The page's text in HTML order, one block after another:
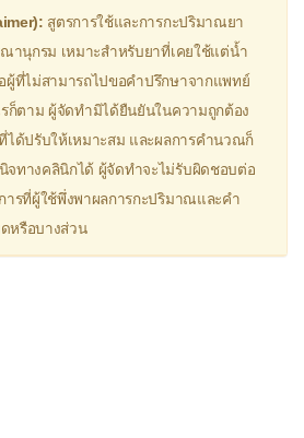
ลดกรด)
ดง
เสีย
สูตรการใช้และการกะปริมาณยา
ณานุกรม เหมาะสำหรับยาที่เคยใช้แต่น้ำ
ผู้ที่ไม่สามารถไปขอคำปรึกษาจากแพทย์
ก็ตาม ผู้จัดทำมิได้ยืนยันในความถูกต้อง
ได้ปรับให้เหมาะสม และผลการคำนวณก็
ทางคลินิกได้ ผู้จัดทำจะไม่รับผิดชอบต่อ
ารที่ผู้ใช้พึ่งพาผลการกะปริมาณและคำ
หรือบางส่วน